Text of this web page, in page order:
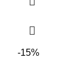
-15%